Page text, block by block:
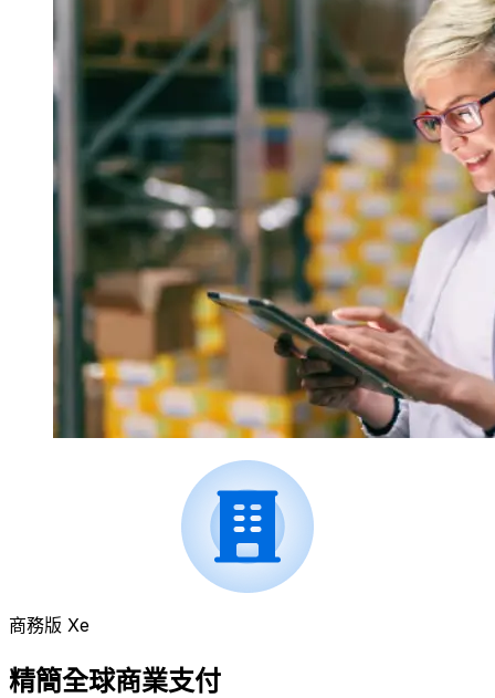
商務版 Xe
精簡全球商業支付